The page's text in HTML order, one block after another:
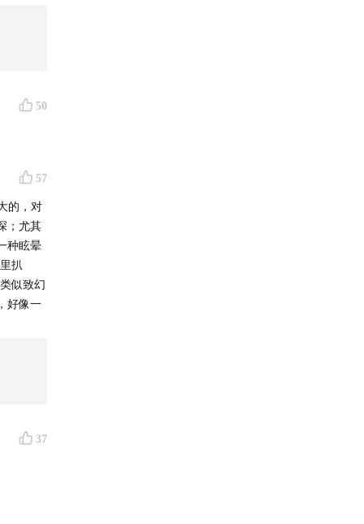
50
57
的，对
；尤其
种眩晕
扒
似致幻
好像一
37